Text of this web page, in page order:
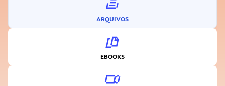
ARQUIVOS
EBOOKS